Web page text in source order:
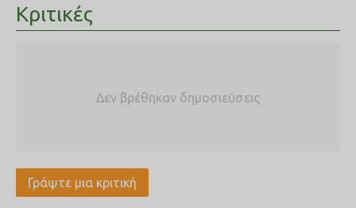
Κριτικές
Δεν βρέθηκαν δημοσιεύσεις
Γράψτε μια κριτική